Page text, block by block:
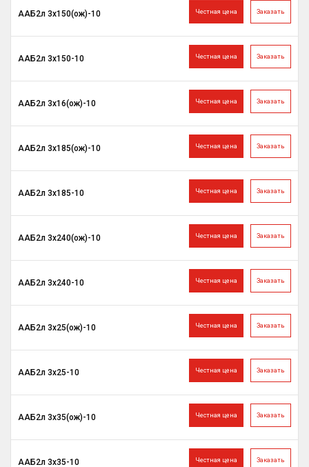
Заказать
Честная цена
ААБ2л 3х150(ож)-10
Заказать
Честная цена
ААБ2л 3х150-10
Заказать
Честная цена
ААБ2л 3х16(ож)-10
Заказать
Честная цена
ААБ2л 3х185(ож)-10
Заказать
Честная цена
ААБ2л 3х185-10
Заказать
Честная цена
ААБ2л 3х240(ож)-10
Заказать
Честная цена
ААБ2л 3х240-10
Заказать
Честная цена
ААБ2л 3х25(ож)-10
Заказать
Честная цена
ААБ2л 3х25-10
Заказать
Честная цена
ААБ2л 3х35(ож)-10
Заказать
Честная цена
ААБ2л 3х35-10